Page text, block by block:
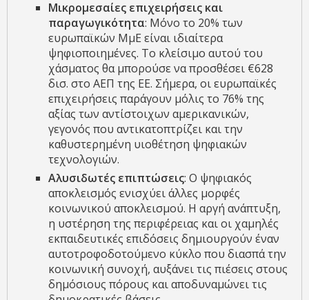
Μικρομεσαίες επιχειρήσεις και
παραγωγικότητα: Μόνο το 20% των
ευρωπαϊκών ΜμΕ είναι ιδιαίτερα
ψηφιοποιημένες. Το κλείσιμο αυτού του
χάσματος θα μπορούσε να προσθέσει €628
δισ. στο ΑΕΠ της ΕΕ. Σήμερα, οι ευρωπαϊκές
επιχειρήσεις παράγουν μόλις το 76% της
αξίας των αντίστοιχων αμερικανικών,
γεγονός που αντικατοπτρίζει και την
καθυστερημένη υιοθέτηση ψηφιακών
τεχνολογιών.
Αλυσιδωτές επιπτώσεις: Ο ψηφιακός
αποκλεισμός ενισχύει άλλες μορφές
κοινωνικού αποκλεισμού. Η αργή ανάπτυξη,
η υστέρηση της περιφέρειας και οι χαμηλές
εκπαιδευτικές επιδόσεις δημιουργούν έναν
αυτοτροφοδοτούμενο κύκλο που διασπά την
κοινωνική συνοχή, αυξάνει τις πιέσεις στους
δημόσιους πόρους και αποδυναμώνει τις